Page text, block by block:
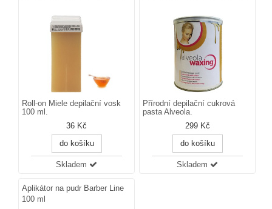
Roll-on Miele depilační vosk
100 ml.
36 Kč
do košíku
Skladem
Přírodní depilační cukrová
pasta Alveola.
299 Kč
do košíku
Skladem
Aplikátor na pudr Barber Line
100 ml